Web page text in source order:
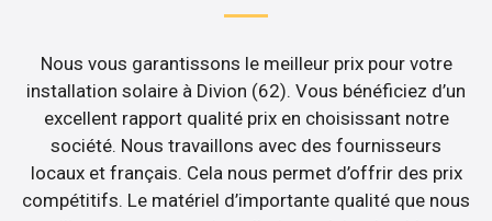
Nous vous garantissons le meilleur prix pour votre
installation solaire à Divion (62). Vous bénéficiez d’un
excellent rapport qualité prix en choisissant notre
société. Nous travaillons avec des fournisseurs
locaux et français. Cela nous permet d’offrir des prix
compétitifs. Le matériel d’importante qualité que nous